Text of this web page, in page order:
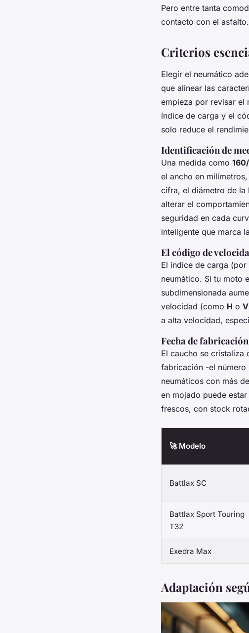
Pero entre tanta
contacto con el
Criterios
Elegir el neumático
que alinear las
empieza por revisar el
índice de carga y el
solo reduce el
Identificación de
Una medida como
el ancho en
cifra, el diámetro de la
alterar el
seguridad en cada
inteligente que marca
El código de
El índice de carga (por
neumático. Si tu moto
subdimensionada
velocidad (como H o V
a alta velocidad,
Fecha de
El caucho se cristaliza
fabricación -el número
neumáticos con más
en mojado puede
frescos, con stock
🚀 Modelo
Battlax SC
Battlax Sport Touring
T32
Exedra Max
Adaptación